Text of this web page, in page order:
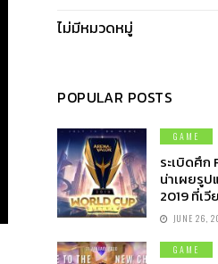
ไม่มีหมวดหมู่
POPULAR POSTS
GAME
ระเบิดศึก
น่าเผยรูป
2019 ที่เ
JUNE 26,
GAME